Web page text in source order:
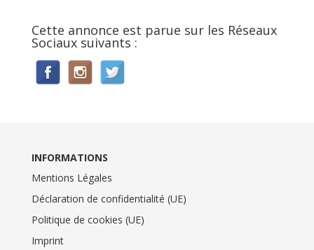
Cette annonce est parue sur les Réseaux
Sociaux suivants :
INFORMATIONS
Mentions Légales
Déclaration de confidentialité (UE)
Politique de cookies (UE)
Imprint